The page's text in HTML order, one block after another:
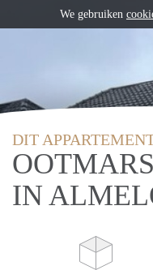
DIT
IN
We gebruiken